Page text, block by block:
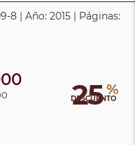
8 | Año: 2015 | Páginas:
25 %
DESCUENTO